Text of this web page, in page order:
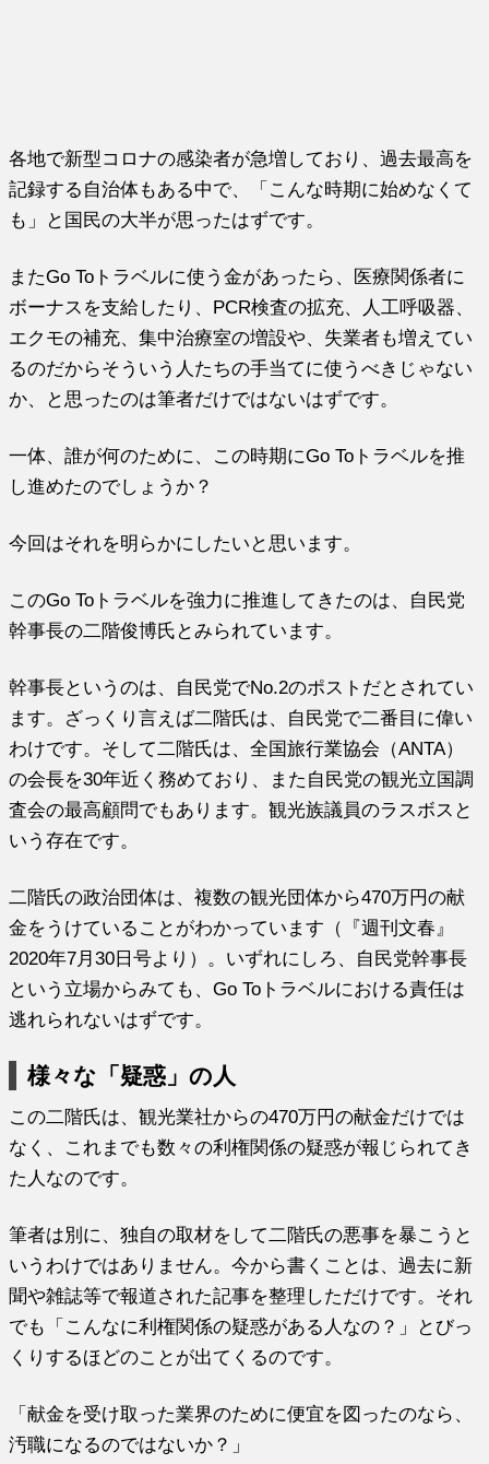
各地で新型コロナの感染者が急増しており、過去最高を
記録する自治体もある中で、「こんな時期に始めなくて
も」と国民の大半が思ったはずです。
またGo Toトラベルに使う金があったら、医療関係者に
ボーナスを支給したり、PCR検査の拡充、人工呼吸器、
エクモの補充、集中治療室の増設や、失業者も増えてい
るのだからそういう人たちの手当てに使うべきじゃない
か、と思ったのは筆者だけではないはずです。
一体、誰が何のために、この時期にGo Toトラベルを推
し進めたのでしょうか？
今回はそれを明らかにしたいと思います。
このGo Toトラベルを強力に推進してきたのは、自民党
幹事長の二階俊博氏とみられています。
幹事長というのは、自民党でNo.2のポストだとされてい
ます。ざっくり言えば二階氏は、自民党で二番目に偉い
わけです。そして二階氏は、全国旅行業協会（ANTA）
の会長を30年近く務めており、また自民党の観光立国調
査会の最高顧問でもあります。観光族議員のラスボスと
いう存在です。
二階氏の政治団体は、複数の観光団体から470万円の献
金をうけていることがわかっています（『週刊文春』
2020年7月30日号より）。いずれにしろ、自民党幹事長
という立場からみても、Go Toトラベルにおける責任は
逃れられないはずです。
様々な「疑惑」の人
この二階氏は、観光業社からの470万円の献金だけでは
なく、これまでも数々の利権関係の疑惑が報じられてき
た人なのです。
筆者は別に、独自の取材をして二階氏の悪事を暴こうと
いうわけではありません。今から書くことは、過去に新
聞や雑誌等で報道された記事を整理しただけです。それ
でも「こんなに利権関係の疑惑がある人なの？」とびっ
くりするほどのことが出てくるのです。
「献金を受け取った業界のために便宜を図ったのなら、
汚職になるのではないか？」